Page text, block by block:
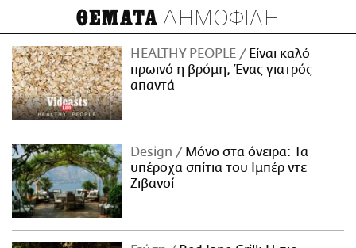
ΘΕΜΑΤΑ ΔΗΜΟΦΙΛΗ
HEALTHY PEOPLE
Είναι καλό
πρωινό η βρόμη; Ένας γιατρός
απαντά
Design
Μόνο στα όνειρα: Τα
υπέροχα σπίτια του Ιμπέρ ντε
Ζιβανσί